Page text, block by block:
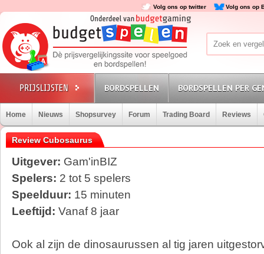
Volg ons op twitter Volg ons op
BORDSPELLEN BORDSPELLEN PER
Home Nieuws Shopsurvey Forum Trading Board Reviews
Review Cubosaurus
Uitgever: Gam'inBIZ
Spelers: 2 tot 5 spelers
Speelduur: 15 minuten
Leeftijd: Vanaf 8 jaar
Ook al zijn de dinosaurussen al tig jaren